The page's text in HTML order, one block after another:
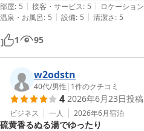
部屋: 5 | 接客・サービス: 5 | ロケーション
温泉・お風呂: 5 | 設備: 5 | 清潔さ: 5
1 95
w2odstn
40代/男性 | 1件のクチコミ
4 2026年6月23日投稿
ビジネス 一人 2026年6月宿泊
硫黄香るぬる湯でゆったり